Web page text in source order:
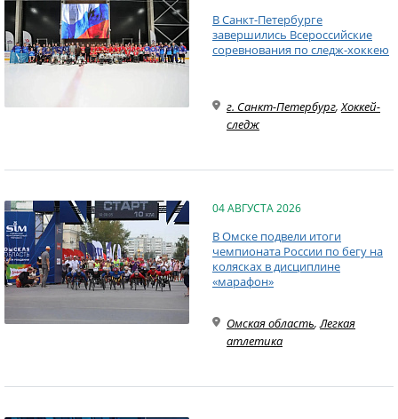
В Санкт-Петербурге
завершились Всероссийские
соревнования по следж-хоккею
г. Санкт-Петербург,Хоккей-
следж
04 АВГУСТА 2026
В Омске подвели итоги
чемпионата России по бегу на
колясках в дисциплине
«марафон»
Омская область,Легкая
атлетика